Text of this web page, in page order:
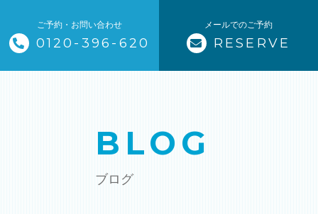
ご予約・お問い合わせ
0120-396-620
メールでのご予約
RESERVE
トップページ
BLOG
ブログ